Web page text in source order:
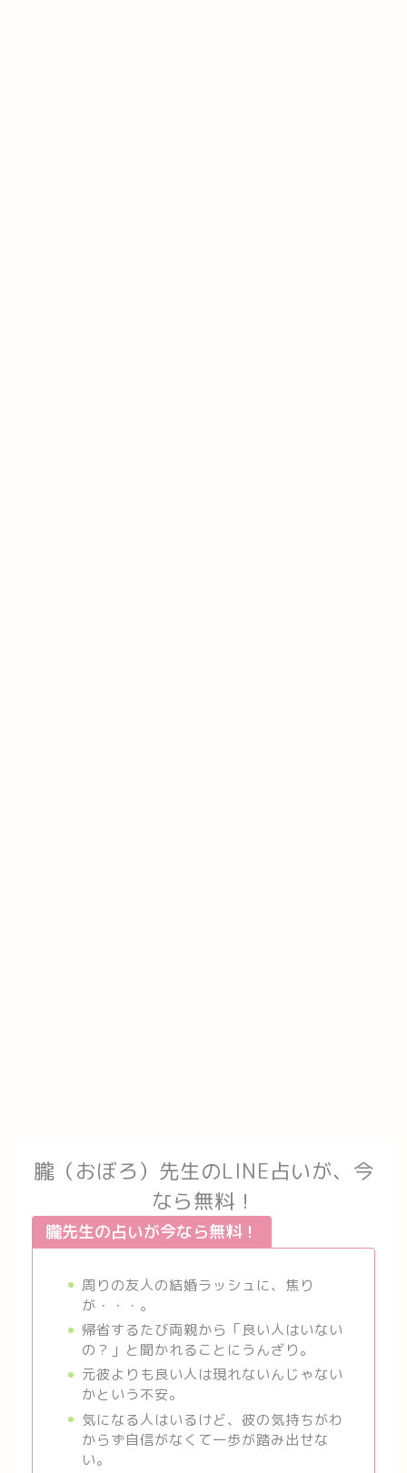
朧（おぼろ）先生のLINE占いが、今
なら無料！
朧先生の占いが今なら無料！
周りの友人の結婚ラッシュに、焦り
が・・・。
帰省するたび両親から「良い人はいない
の？」と聞かれることにうんざり。
元彼よりも良い人は現れないんじゃない
かという不安。
気になる人はいるけど、彼の気持ちがわ
からず自信がなくて一歩が踏み出せな
い。